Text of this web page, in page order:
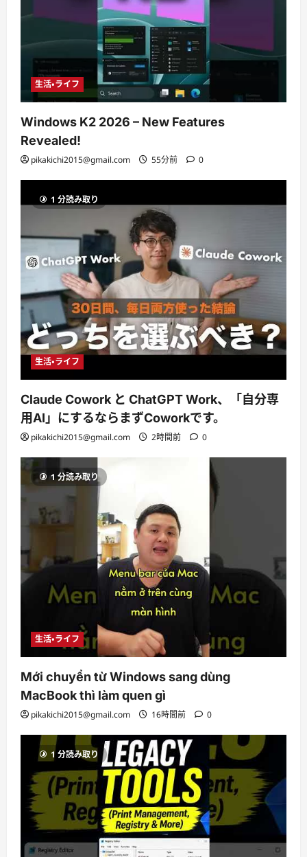
生活・ライフ
Windows K2 2026 – New Features
Revealed!
pikakichi2015@gmail.com 55分前 0
1 分読み取り
生活・ライフ
Claude Cowork と ChatGPT Work、「自分専
用AI」にするならまずCoworkです。
pikakichi2015@gmail.com 2時間前 0
1 分読み取り
生活・ライフ
Mới chuyển từ Windows sang dùng
MacBook thì làm quen gì
pikakichi2015@gmail.com 16時間前 0
1 分読み取り